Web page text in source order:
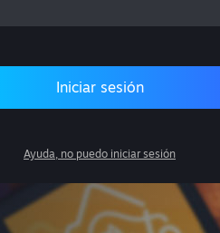
Iniciar sesión
Ayuda, no puedo iniciar sesión